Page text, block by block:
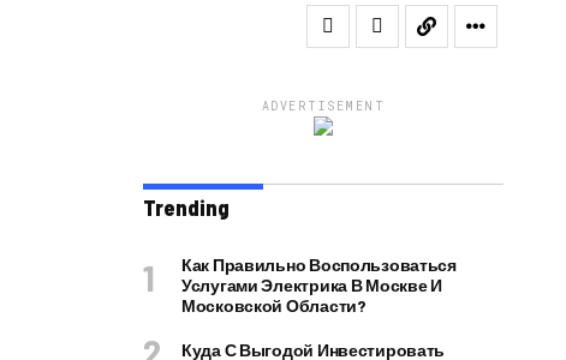
ADVERTISEMENT
Trending
Как Правильно Воспользоваться
Услугами Электрика В Москве И
Московской Области?
Куда С Выгодой Инвестировать